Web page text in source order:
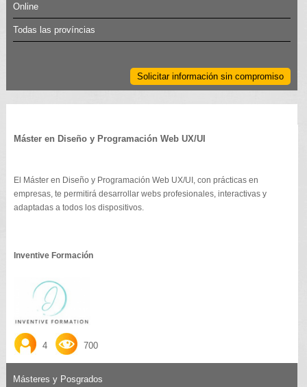
Online
Todas las províncias
Solicitar información sin compromiso
Máster en Diseño y Programación Web UX/UI
El Máster en Diseño y Programación Web UX/UI, con prácticas en
empresas, te permitirá desarrollar webs profesionales, interactivas y
adaptadas a todos los dispositivos.
Inventive Formación
4 700
Másteres y Posgrados